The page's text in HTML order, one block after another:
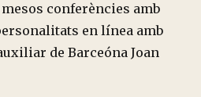
conferències amb
en línea amb
de Barceóna Joan